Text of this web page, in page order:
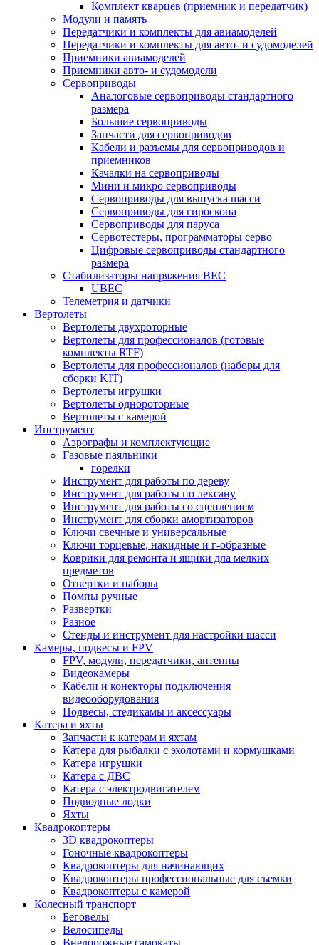
Комплект кварцев (приемник и передатчик)
Модули и память
Передатчики и комплекты для авиамоделей
Передатчики и комплекты для авто- и судомоделей
Приемники авиамоделей
Приемники авто- и судомодели
Сервоприводы
Аналоговые сервоприводы стандартного
размера
Большие сервоприводы
Запчасти для сервоприводов
Кабели и разъемы для сервоприводов и
приемников
Качалки на сервоприводы
Мини и микро сервоприводы
Сервоприводы для выпуска шасси
Сервоприводы для гироскопа
Сервоприводы для паруса
Сервотестеры, программаторы серво
Цифровые сервоприводы стандартного
размера
Стабилизаторы напряжения BEC
UBEC
Телеметрия и датчики
Вертолеты
Вертолеты двухроторные
Вертолеты для профессионалов (готовые
комплекты RTF)
Вертолеты для профессионалов (наборы для
сборки KIT)
Вертолеты игрушки
Вертолеты однороторные
Вертолеты с камерой
Инструмент
Аэрографы и комплектующие
Газовые паяльники
горелки
Инструмент для работы по дереву
Инструмент для работы по лексану
Инструмент для работы со сцеплением
Инструмент для сборки амортизаторов
Ключи свечные и универсальные
Ключи торцевые, накидные и г-образные
Коврики для ремонта и ящики дла мелких
предметов
Отвертки и наборы
Помпы ручные
Развертки
Разное
Стенды и инструмент для настройки шасси
Камеры, подвесы и FPV
FPV, модули, передатчики, антенны
Видеокамеры
Кабели и конекторы подключения
видеооборудования
Подвесы, стедикамы и аксессуары
Катера и яхты
Запчасти к катерам и яхтам
Катера для рыбалки с эхолотами и кормушками
Катера игрушки
Катера с ДВС
Катера с электродвигателем
Подводные лодки
Яхты
Квадрокоптеры
3D квадрокоптеры
Гоночные квадрокоптеры
Квадрокоптеры для начинающих
Квадрокоптеры профессиональные для съемки
Квадрокоптеры с камерой
Колесный транспорт
Беговелы
Велосипеды
Внедорожные самокаты